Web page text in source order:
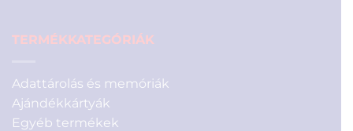
TERMÉKKATEGÓRIÁK
Adattárolás és memóriák
Ajándékkártyák
Egyéb termékek